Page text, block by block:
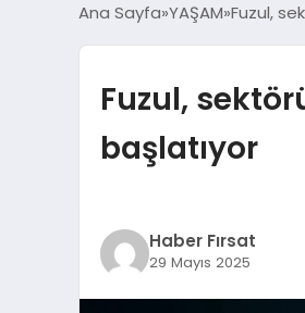
Ana Sayfa YAŞAM Fuzul,
Fuzul,
başlatıyor
Haber Fırsat
29 Mayıs 2025